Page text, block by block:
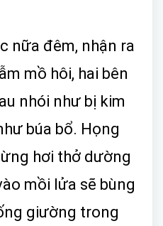
nữa đêm, nhận ra
mồ hôi, hai bên
nhói như bị kim
búa bổ. Họng
hơi thở dường
mồi lửa sẽ bùng
giường trong